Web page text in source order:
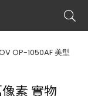
OP-1050AF 美型
素 實物